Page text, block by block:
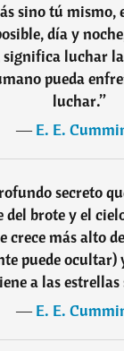
sino tú mismo,
día y
luchar
pueda
luchar.”
―E. E.
secreto
del brote y el
crece más alto
puede ocultar)
a las estrellas
―E. E.